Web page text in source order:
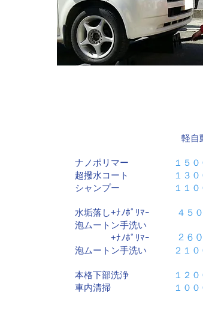
軽
ナノポリマー
１５
超撥水コート
１３
シャンプー
１１
水垢落し+ﾅﾉﾎﾟﾘﾏｰ
４５
泡ムートン手洗い
+ﾅﾉﾎﾟﾘﾏｰ
２６
泡ムートン手洗い
２１０
本格下部洗浄 １２００
車内清掃
１０００